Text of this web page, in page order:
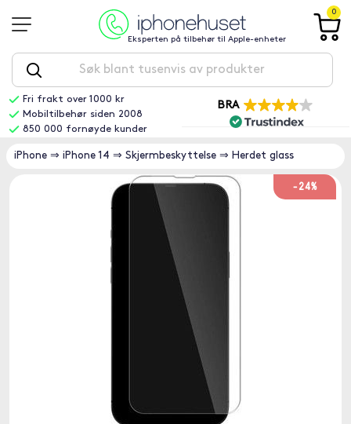
Eksperten på tilbehør til Apple-enheter
0
Fri frakt over 1000 kr
Mobiltilbehør siden 2008
850 000 fornøyde kunder
BRA
iPhone ⇒ iPhone 14 ⇒ Skjermbeskyttelse ⇒ Herdet glass
-24%